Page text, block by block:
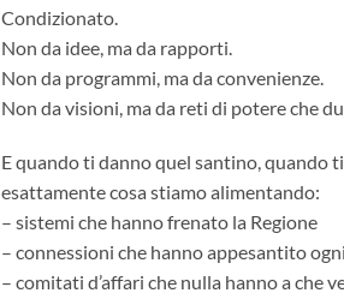
Condizionato.
Non da idee, ma da rapporti.
Non da programmi, ma da convenienze.
Non da visioni, ma da reti di potere che
E quando ti danno quel santino, quando
esattamente cosa stiamo alimentando:
– sistemi che hanno frenato la Regione
– connessioni che hanno appesantito
– comitati d’affari che nulla hanno a che